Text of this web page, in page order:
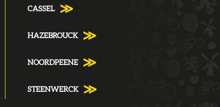
CASSEL
HAZEBROUCK
NOORDPEENE
STEENWERCK